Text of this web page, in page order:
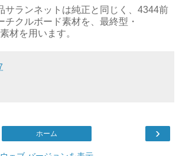
サランネットは純正と同じく、4344前
チクルボード素材を、最終型・
材を用います。
›
ホーム